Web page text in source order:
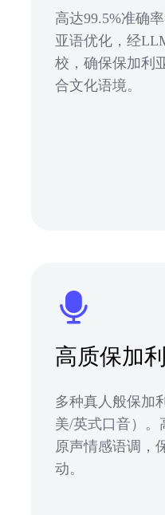
高达99.5%准确
亚语优化，经
校，确保保加利
合文化语境。
高质保加
多种真人般保加
美/英式口音）。
原声情感语调，
动。